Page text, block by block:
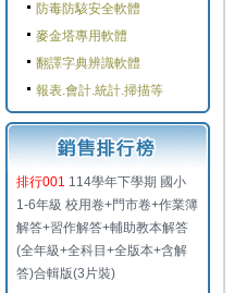
防毒防駭安全軟體
麥金塔專用軟體
翻譯字典辨識軟體
報表.會計.統計.掃描等
排行001 114學年下學期 國小
1-6年級 校用卷+門市卷+作業簿
解答+習作解答+輔助教本解答
(全年級+全科目+全版本+含解
答)合輯版(3片裝)